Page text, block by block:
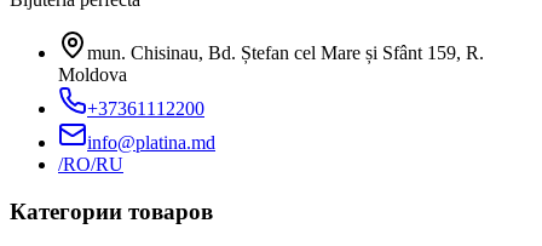
mun. Chisinau, Bd. Ștefan cel Mare și Sfânt 159, R.
Moldova
+37361112200
info@platina.md
/RO/RU
Категории товаров